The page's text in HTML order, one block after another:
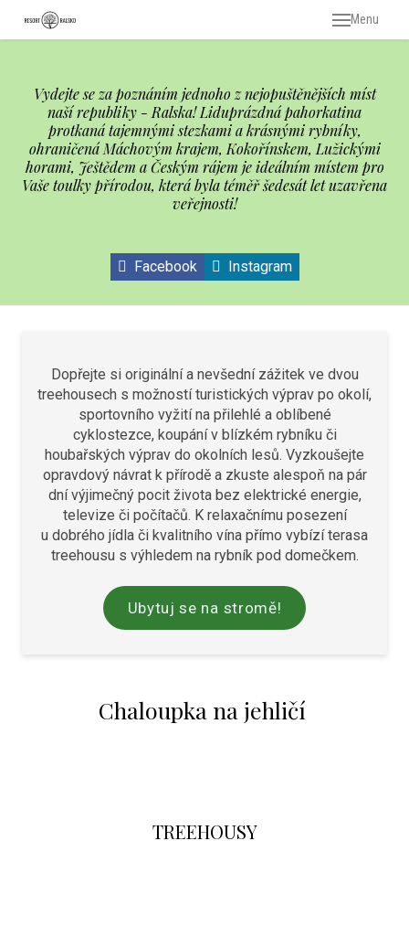
Menu
Vydejte se za poznáním jednoho z nejopuštěnějších míst
naší republiky - Ralska! Liduprázdná pahorkatina
protkaná tajemnými stezkami a krásnými rybníky,
ohraničená Máchovým krajem, Kokořínskem, Lužickými
horami, Ještědem a Českým rájem je ideálním místem pro
Vaše toulky přírodou, která byla téměř šedesát let uzavřena
veřejnosti!
Facebook Instagram
Dopřejte si originální a nevšední zážitek ve dvou
treehousech s možností turistických výprav po okolí,
sportovního vyžití na přilehlé a oblíbené
cyklostezce, koupání v blízkém rybníku či
houbařských výprav do okolních lesů. Vyzkoušejte
opravdový návrat k přírodě a zkuste alespoň na pár
dní výjimečný pocit života bez elektrické energie,
televize či počítačů. K relaxačnímu posezení
u dobrého jídla či kvalitního vína přímo vybízí terasa
treehousu s výhledem na rybník pod domečkem.
Ubytuj se na stromě!
Chaloupka na jehličí
TREEHOUSY